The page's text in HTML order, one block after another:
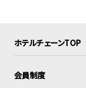
ホテルチェーンTOP
会員制度